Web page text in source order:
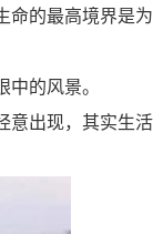
命的最高境界是
的风景。
意出现，其实生